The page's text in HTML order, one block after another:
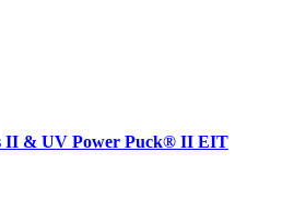
II & UV Power Puck® II EIT